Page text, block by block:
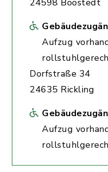
24598 Boostedt
Aufzug
Dorfstraße 34
24635 Rickling
Aufzug